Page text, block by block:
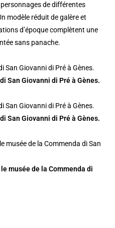
de différentes
modèle réduit de galère et
d’époque complètent une
sans panache.
San Giovanni di Pré à Gènes.
San Giovanni di Pré à Gènes.
musée de la Commenda di